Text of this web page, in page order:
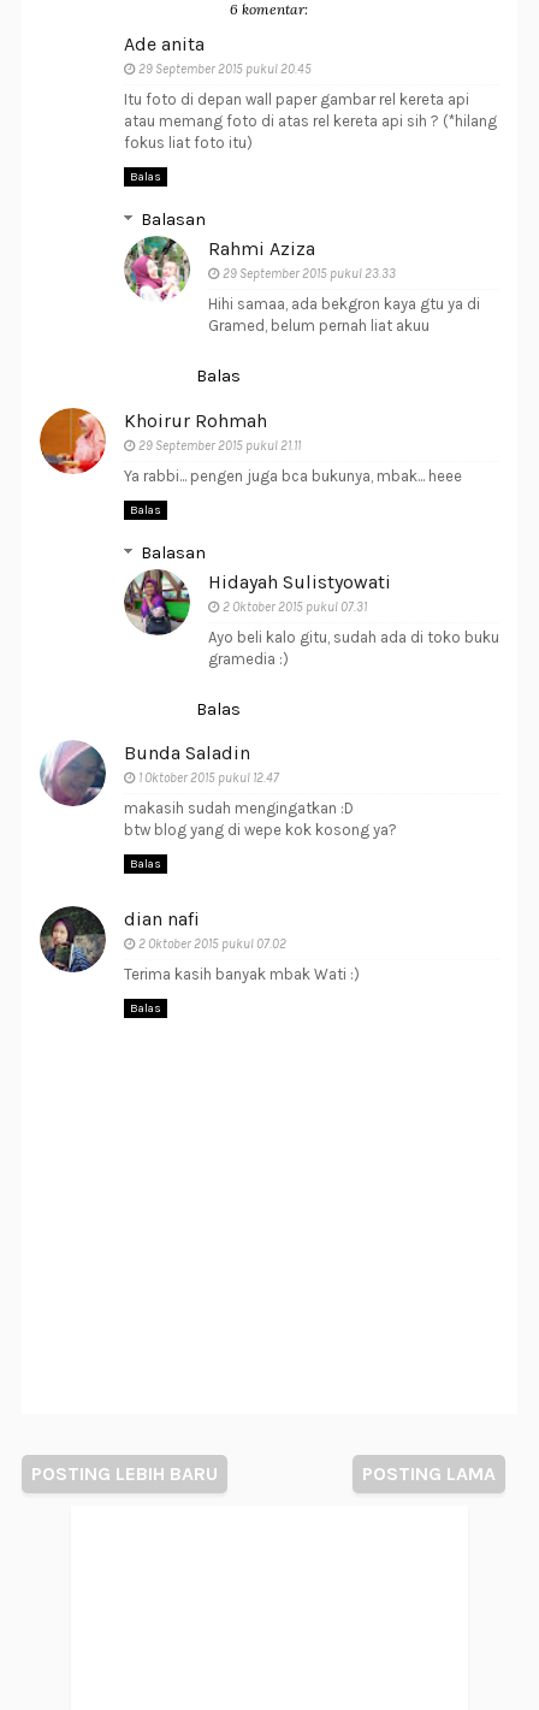
6 komentar:
Ade anita
29 September 2015 pukul 20.45
Itu foto di depan wall paper gambar rel kereta api
atau memang foto di atas rel kereta api sih ? (*hilang
fokus liat foto itu)
Balas
Balasan
Rahmi Aziza
29 September 2015 pukul 23.33
Hihi samaa, ada bekgron kaya gtu ya di
Gramed, belum pernah liat akuu
Balas
Khoirur Rohmah
29 September 2015 pukul 21.11
Ya rabbi... pengen juga bca bukunya, mbak... heee
Balas
Balasan
Hidayah Sulistyowati
2 Oktober 2015 pukul 07.31
Ayo beli kalo gitu, sudah ada di toko buku
gramedia :)
Balas
Bunda Saladin
1 Oktober 2015 pukul 12.47
makasih sudah mengingatkan :D
btw blog yang di wepe kok kosong ya?
Balas
dian nafi
2 Oktober 2015 pukul 07.02
Terima kasih banyak mbak Wati :)
Balas
POSTING LEBIH BARU POSTING LAMA